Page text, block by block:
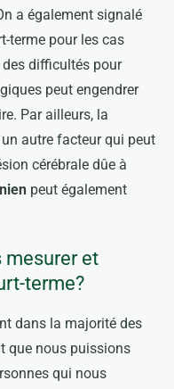
a également signalé
terme pour les cas
des difficultés pour
peut engendrer
Par ailleurs, la
autre facteur qui peut
cérébrale dûe à
peut également
mesurer et
terme?
dans la majorité des
que nous puissions
qui nous